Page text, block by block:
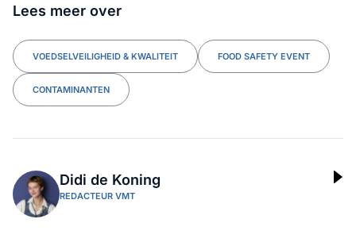
Lees meer over
VOEDSELVEILIGHEID & KWALITEIT FOOD SAFETY EVENT
CONTAMINANTEN
Didi de Koning
REDACTEUR VMT